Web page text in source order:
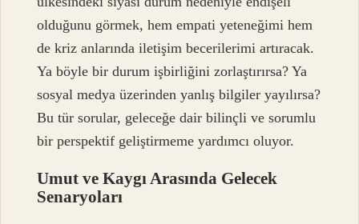
olduğunu görmek, hem empati yeteneğimi hem
de kriz anlarında iletişim becerilerimi artıracak.
Ya böyle bir durum işbirliğini zorlaştırırsa? Ya
sosyal medya üzerinden yanlış bilgiler yayılırsa?
Bu tür sorular, geleceğe dair bilinçli ve sorumlu
bir perspektif geliştirmeme yardımcı oluyor.
Umut ve Kaygı Arasında Gelecek
Senaryoları